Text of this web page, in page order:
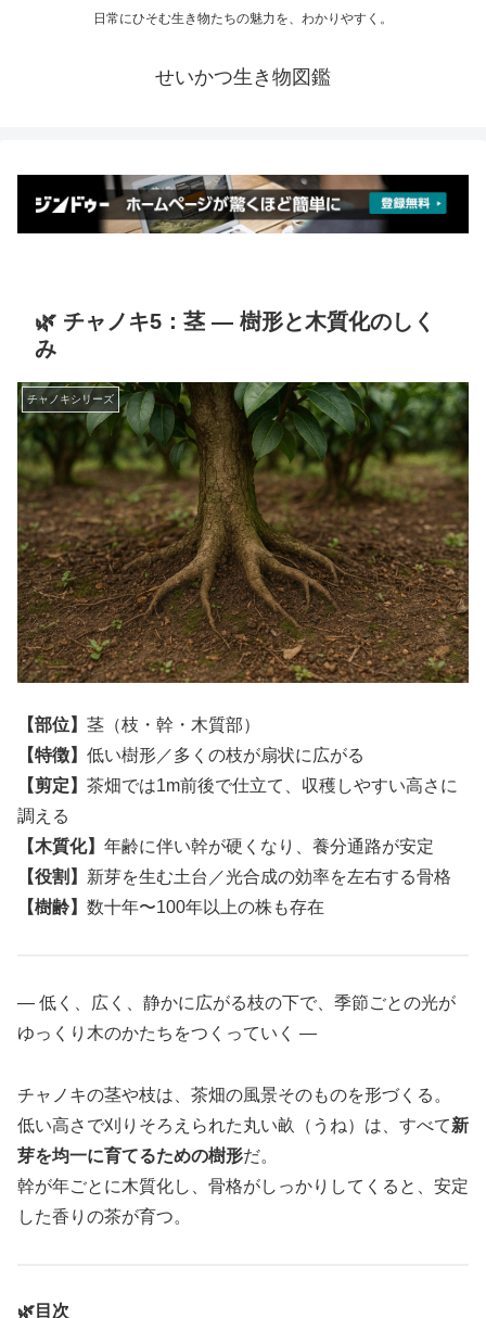
日常にひそむ生き物たちの魅力を、わかりやすく。
せいかつ生き物図鑑
🌿 チャノキ5：茎 ― 樹形と木質化のしく
み
チャノキシリーズ
【部位】 茎（枝・幹・木質部）
【特徴】 低い樹形／多くの枝が扇状に広がる
【剪定】 茶畑では1m前後で仕立て、収穫しやすい高さに
調える
【木質化】 年齢に伴い幹が硬くなり、養分通路が安定
【役割】 新芽を生む土台／光合成の効率を左右する骨格
【樹齢】 数十年〜100年以上の株も存在
― 低く、広く、静かに広がる枝の下で、季節ごとの光が
ゆっくり木のかたちをつくっていく ―
チャノキの茎や枝は、茶畑の風景そのものを形づくる。
低い高さで刈りそろえられた丸い畝（うね）は、すべて新
芽を均一に育てるための樹形だ。
幹が年ごとに木質化し、骨格がしっかりしてくると、安定
した香りの茶が育つ。
🌿目次